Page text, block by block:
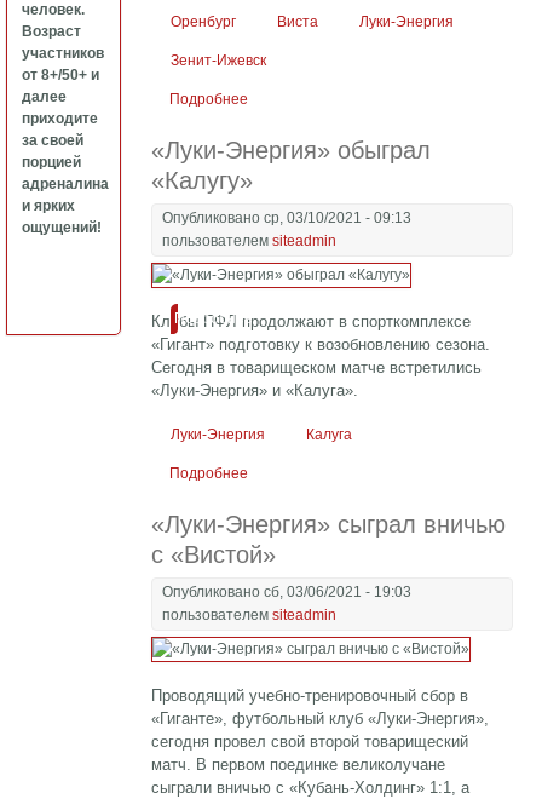
Оренбург Виста Луки-Энергия
Зенит-Ижевск
Подробнее
сыграли вничью
«Луки-Энергия» обыграл
«Калугу»
Опубликовано ср, 03/10/2021 - 09:13
пользователемsiteadmin
Клубы ПФЛ продолжают в спорткомплексе
«Гигант» подготовку к возобновлению сезона.
Сегодня в товарищеском матче встретились
«Луки-Энергия» и «Калуга».
Луки-Энергия Калуга
Подробнее
«Луки-Энергия» сыграл вничью
с «Вистой»
Опубликовано сб, 03/06/2021 - 19:03
пользователемsiteadmin
Проводящий учебно-тренировочный сбор в
«Гиганте», футбольный клуб «Луки-Энергия»,
сегодня провел свой второй товарищеский
матч. В первом поединке великолучане
сыграли вничью с «Кубань-Холдинг» 1:1, а
человек.
Возраст
участников
от 8+/50+ и
далее
приходите
за своей
порцией
адреналина
и ярких
ощущений!
Подробнее